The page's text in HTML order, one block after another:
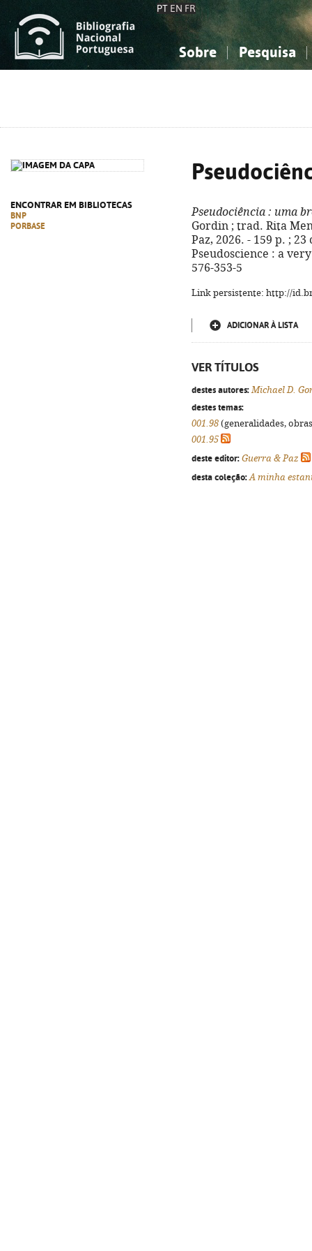
PT EN FR
Sobre Pesquisa
ENCONTRAR EM BIBLIOTECAS
BNP
PORBASE
Pseudociência : uma
Gordin ; trad. Rita
Paz, 2026. - 159 p. ;
Pseudoscience : a
576-353-5
Link persistente: http://
ADICIONAR À LISTA
VER TÍTULOS
destes autores: Michael D.
destes temas:
001.98 (generalidades,
001.95
deste editor: Guerra & Paz
desta coleção: A minha